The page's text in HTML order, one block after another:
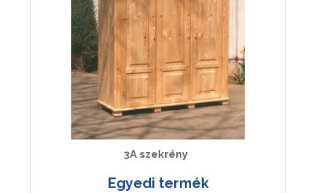
3A szekrény
Egyedi termék